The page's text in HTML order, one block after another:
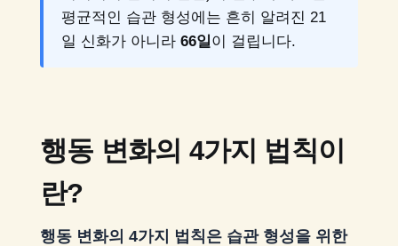
평균적인 습관 형성에는 흔히 알려진 21
일 신화가 아니라 66일이 걸립니다.
행동 변화의 4가지 법칙이
란?
행동 변화의 4가지 법칙은 습관 형성을 위한